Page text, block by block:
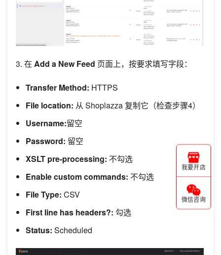
3. 在 Add a New Feed 页面上，按要求填写字段：
Transfer Method: HTTPS
File location: 从 Shoplazza 复制它（检查步骤4）
Username:留空
Password: 留空
XSLT pre-processing: 不勾选
Enable custom commands: 不勾选
File Type: CSV
First line has headers?: 勾选
Status: Scheduled
我要开店
微信咨询